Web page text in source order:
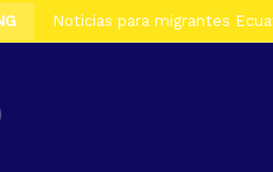
Noticias para migrantes
Noticias para migrantes
Noticias para migrantes